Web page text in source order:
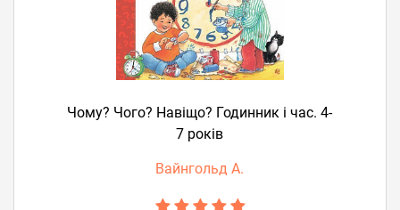
Чому? Чого? Навіщо? Годинник і час. 4-
7 років
Вайнгольд А.